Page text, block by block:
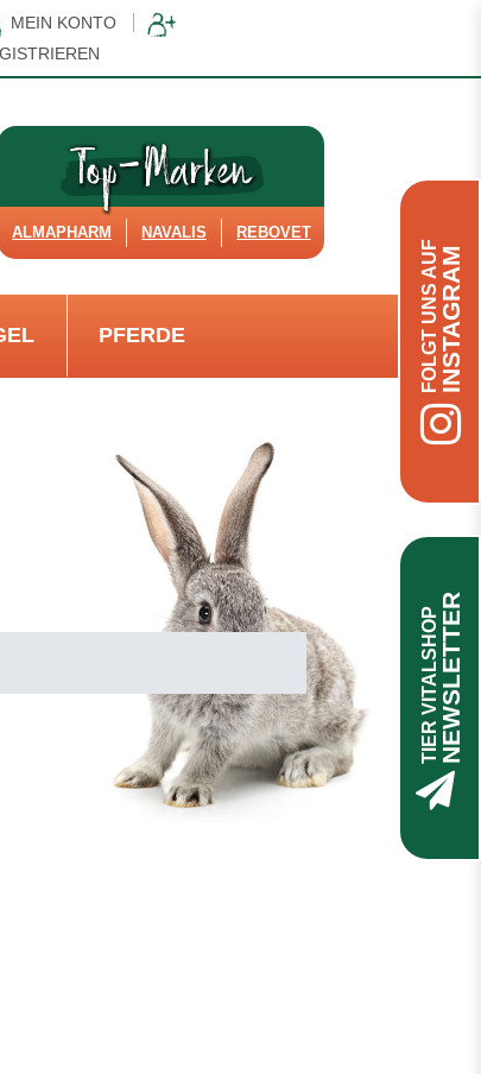
MEIN KONTO
ALMAPHARM NAVALIS REBOVET
PFERDE FOLGT UNS AUFINSTAGRAM
TIER VITALSHOPNEWSLETTER